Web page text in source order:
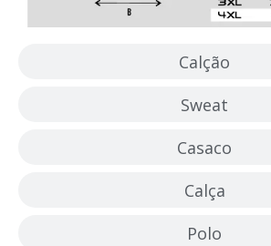
Calção
Sweat
Casaco
Calça
Polo